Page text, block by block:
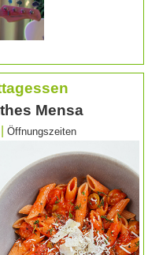
Mensa
Öffnungszeiten